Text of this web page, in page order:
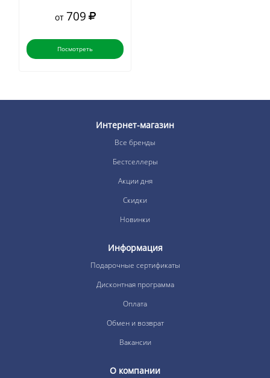
от 709
Посмотреть
Интернет-магазин
Все бренды
Бестселлеры
Акции дня
Скидки
Новинки
Информация
Подарочные сертификаты
Дисконтная программа
Оплата
Обмен и возврат
Вакансии
О компании